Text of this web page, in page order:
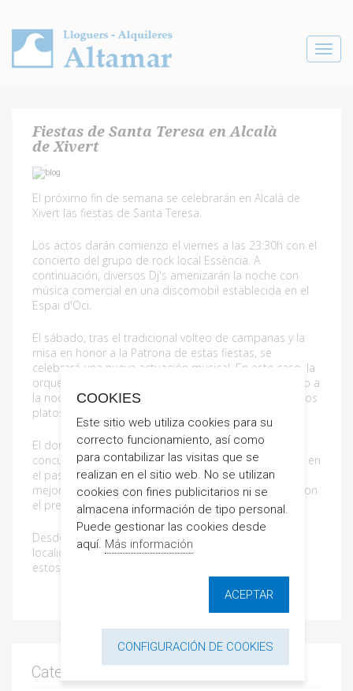
Toggle
Fiestas de Santa Teresa en Alcalà
de Xivert
El próximo fin de semana se celebrarán en Alcalà de
Xivert las fiestas de Santa Teresa.
Los actos darán comienzo el viernes a las 23:30h con el
concierto del grupo de rock local Essència. A
continuación, diversos Dj's amenizarán la noche con
música comercial en una discomobil establecida en el
Espai d'Oci.
El sábado, tras el tradicional volteo de campanas y la
misa en honor a la Patrona de estas fiestas, se
celebrará una nueva actuación musical. En este caso, la
orquesta Revelación será la encargada de poner ritmo a
la noche. Tras su actuación, Dani García se pondrá a los
platos para que la fiesta no pare.
El domingo por la mañana se celebrará el ya típico
concurso de paellas. Las diferentes collas se reunirán en
el paseo Héroes de Marruecos para elaborar las
mejores versiones de la Paella Valenciana y hacerse con
el premio.
Desde Lloguers Altamar os invitamos a visitar la
localidad durante estos días y disfrutar de alguno de
estos eventos.
Categorías
COOKIES
Este sitio web utiliza cookies para su
correcto funcionamiento, así como
para contabilizar las visitas que se
realizan en el sitio web. No se utilizan
cookies con fines publicitarios ni se
almacena información de tipo personal.
Puede gestionar las cookies desde
aquí. Más información
ACEPTAR
CONFIGURACIÓN DE COOKIES